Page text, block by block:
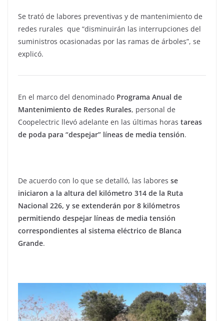
Se trató de labores preventivas y de mantenimiento de
redes rurales que “disminuirán las interrupciones del
suministros ocasionadas por las ramas de árboles”, se
explicó.
En el marco del denominado Programa Anual de
Mantenimiento de Redes Rurales, personal de
Coopelectric llevó adelante en las últimas horas tareas
de poda para “despejar” líneas de media tensión.
De acuerdo con lo que se detalló, las labores se
iniciaron a la altura del kilómetro 314 de la Ruta
Nacional 226, y se extenderán por 8 kilómetros
permitiendo despejar líneas de media tensión
correspondientes al sistema eléctrico de Blanca
Grande.